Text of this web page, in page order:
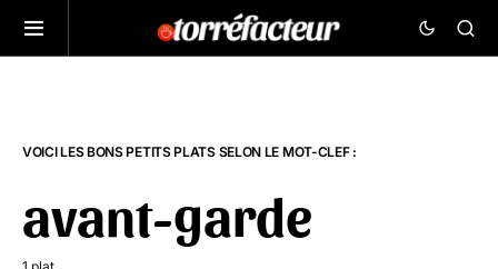
VOICI LES BONS PETITS PLATS SELON LE MOT-CLEF :
avant-garde